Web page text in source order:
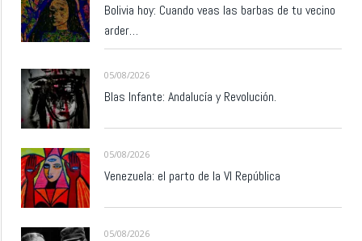
Bolivia hoy: Cuando veas las barbas de tu vecino
arder…
05/08/2026
Blas Infante: Andalucía y Revolución.
05/08/2026
Venezuela: el parto de la VI República
05/08/2026